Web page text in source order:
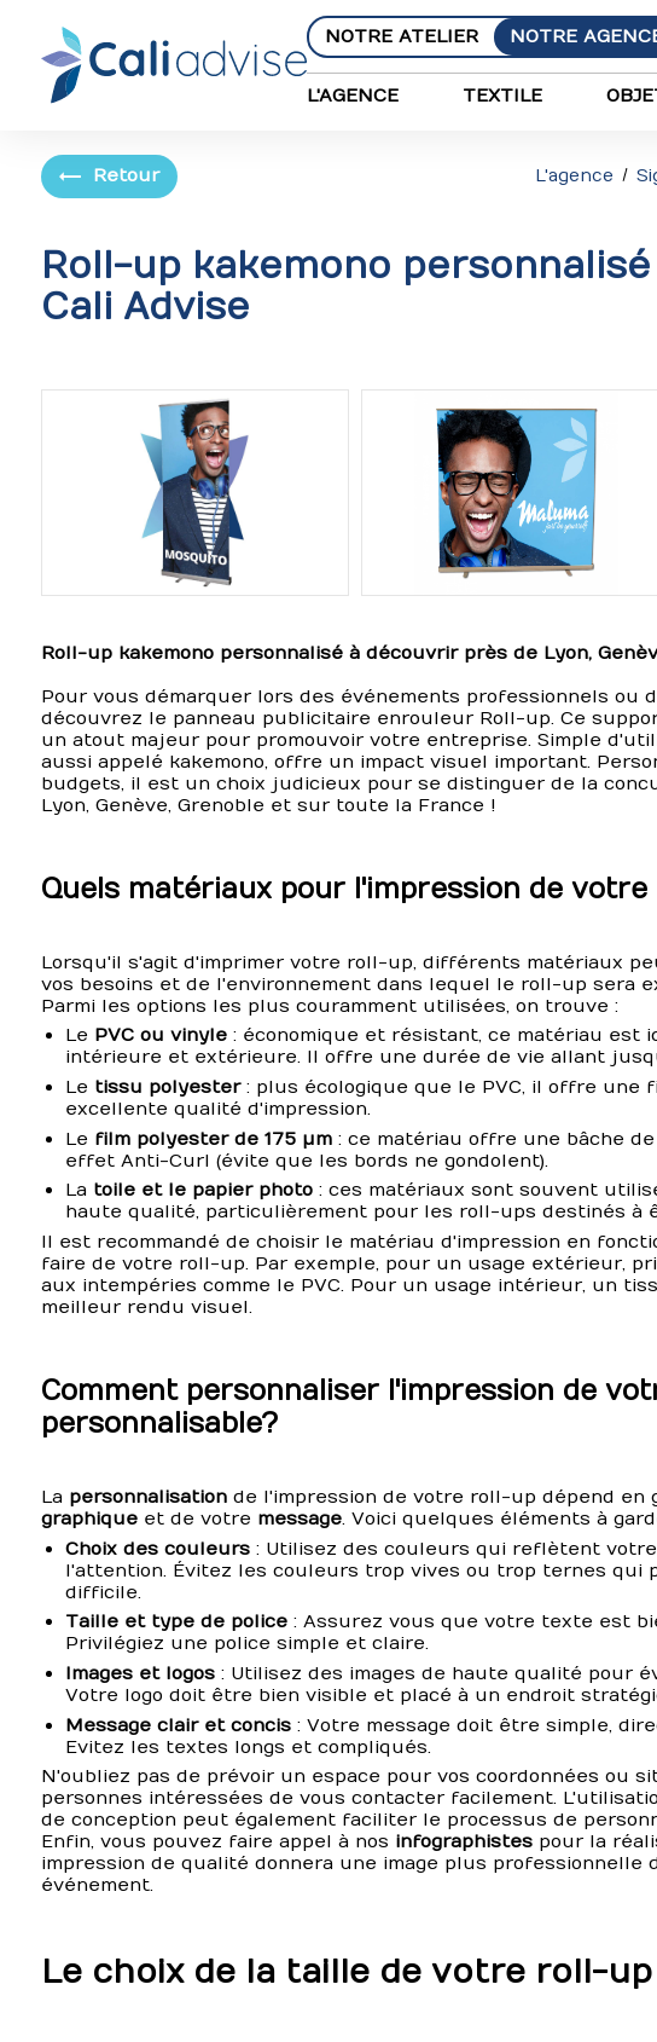
NOTRE ATELIER NOTRE
L'AGENCE TEXTILE
L'agence
Retour
Roll-up kakemono
Cali Advise
Roll-up kakemono personnalisé à découvrir près de Lyon,
Pour vous démarquer lors des événements professionnels ou
découvrez le panneau publicitaire enrouleur Roll-up. Ce
un atout majeur pour promouvoir votre entreprise. Simple
aussi appelé kakemono, offre un impact visuel important.
budgets, il est un choix judicieux pour se distinguer de la
Lyon, Genève, Grenoble et sur toute la France !
Quels matériaux pour l'impression de
Lorsqu'il s'agit d'imprimer votre roll-up, différents matériaux
vos besoins et de l'environnement dans lequel le roll-up sera
Parmi les options les plus couramment utilisées, on trouve :
Le PVC ou vinyle: économique et résistant, ce matériau est
intérieure et extérieure. Il offre une durée de vie allant
Le tissu polyester: plus écologique que le PVC, il offre une
excellente qualité d'impression.
Le film polyester de 175 µm: ce matériau offre une bâche
effet Anti-Curl (évite que les bords ne gondolent).
La toile et le papier photo: ces matériaux sont souvent
haute qualité, particulièrement pour les roll-ups destinés à
Il est recommandé de choisir le matériau d'impression en
faire de votre roll-up. Par exemple, pour un usage extérieur,
aux intempéries comme le PVC. Pour un usage intérieur, un
meilleur rendu visuel.
Comment personnaliser l'impression de
personnalisable?
La personnalisationde l'impression de votre roll-up dépend en
graphiqueet de votre message. Voici quelques éléments à
Choix des couleurs: Utilisez des couleurs qui reflètent
l'attention. Évitez les couleurs trop vives ou trop ternes qui
difficile.
Taille et type de police: Assurez vous que votre texte est
Privilégiez une police simple et claire.
Images et logos: Utilisez des images de haute qualité pour
Votre logo doit être bien visible et placé à un endroit
Message clair et concis: Votre message doit être simple,
Evitez les textes longs et compliqués.
N'oubliez pas de prévoir un espace pour vos coordonnées ou
personnes intéressées de vous contacter facilement.
de conception peut également faciliter le processus de
Enfin, vous pouvez faire appel à nos infographistespour la
impression de qualité donnera une image plus
événement.
Le choix de la taille de votre roll-